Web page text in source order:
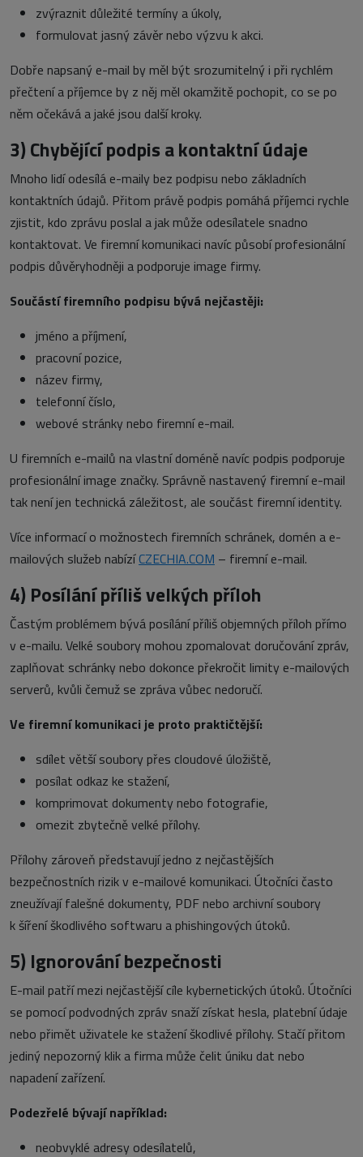
zvýraznit důležité termíny a úkoly,
formulovat jasný závěr nebo výzvu k akci.
Dobře napsaný e-mail by měl být srozumitelný i při rychlém
přečtení a příjemce by z něj měl okamžitě pochopit, co se po
něm očekává a jaké jsou další kroky.
3)Chybějící podpis a kontaktní údaje
Mnoho lidí odesílá e-maily bez podpisu nebo základních
kontaktních údajů. Přitom právě podpis pomáhá příjemci rychle
zjistit, kdo zprávu poslal a jak může odesílatele snadno
kontaktovat. Ve firemní komunikaci navíc působí profesionální
podpis důvěryhodněji a podporuje image firmy.
Součástí firemního podpisu bývá nejčastěji:
jméno a příjmení,
pracovní pozice,
název firmy,
telefonní číslo,
webové stránky nebo firemní e-mail.
U firemních e-mailů na vlastní doméně navíc podpis podporuje
profesionální image značky. Správně nastavený firemní e-mail
tak není jen technická záležitost, ale součást firemní identity.
Více informací o možnostech firemních schránek, domén a e-
mailových služeb nabízíCZECHIA.COM – firemní e-mail.
4) Posílání příliš velkých příloh
Častým problémem bývá posílání příliš objemných příloh přímo
v e-mailu. Velké soubory mohou zpomalovat doručování zpráv,
zaplňovat schránky nebo dokonce překročit limity e-mailových
serverů, kvůli čemuž se zpráva vůbec nedoručí.
Ve firemní komunikaci je proto praktičtější:
sdílet větší soubory přes cloudové úložiště,
posílat odkaz ke stažení,
komprimovat dokumenty nebo fotografie,
omezit zbytečně velké přílohy.
Přílohy zároveň představují jedno z nejčastějších
bezpečnostních rizik v e-mailové komunikaci. Útočníci často
zneužívají falešné dokumenty, PDF nebo archivní soubory
k šíření škodlivého softwaru a phishingových útoků.
5) Ignorování bezpečnosti
E-mail patří mezi nejčastější cíle kybernetických útoků. Útočníci
se pomocí podvodných zpráv snaží získat hesla, platební údaje
nebo přimět uživatele ke stažení škodlivé přílohy. Stačí přitom
jediný nepozorný klik a firma může čelit úniku dat nebo
napadení zařízení.
Podezřelé bývají například:
neobvyklé adresy odesílatelů,